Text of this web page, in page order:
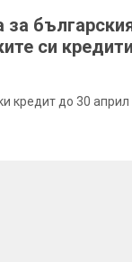
за
си кредити
кредит до 30 април